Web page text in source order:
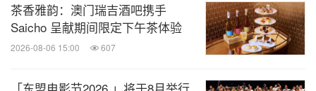
茶香雅韵：澳门瑞吉酒吧携手
Saicho 呈献期间限定下午茶体验
2026-08-06 15:00 607